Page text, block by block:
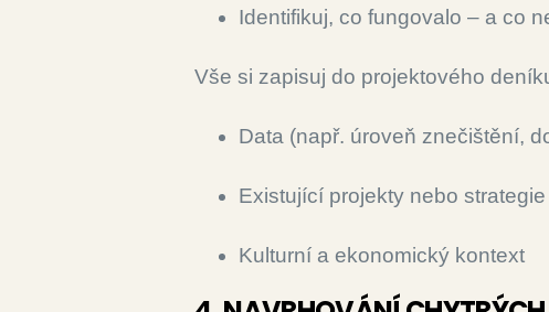
Identifikuj, co fungovalo – a co
Vše si zapisuj do projektového
Data (např. úroveň znečištění,
Existující projekty nebo
Kulturní a ekonomický kontext